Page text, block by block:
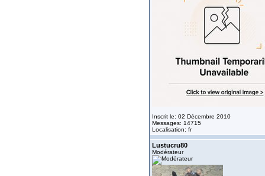
Inscrit le: 02 Décembre 2010
Messages: 14715
Localisation: fr
Lustucru80
Modérateur